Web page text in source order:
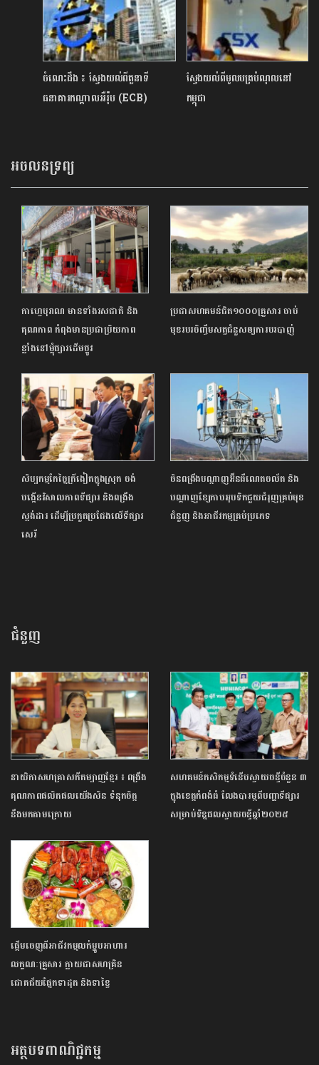
ចំណេះដឹង ៖ ស្វែងយល់ពីតួនាទី
ធនាគារកណ្តាលអឺរ៉ុប (ECB)
ស្វែងយល់ពីមូលបត្របំណុលនៅ
កម្ពុជា
អចលនទ្រព្យ
កាហ្វេបុរាណ មានទាំងរសជាតិ និង
គុណភាព កំពុងមានប្រជាប្រិយភាព
ខ្លាំងនៅម្តុំផ្សារដើមថ្កូវ
ប្រជាសហគមន៍ជិត១០០០គ្រួសារ ចាប់
មុខរបរចិញ្ចឹមសត្វជំនួសឲ្យការបរបាញ់
សិប្បកម្មកែច្នៃត្រីងៀតក្នុងស្រុក ចង់
បង្កើនវិសាលភាពទីផ្សារ និងពង្រឹង
ស្តង់ដារ ដើម្បីប្រកួតប្រជែងលើទីផ្សារ
សេរី
ចិនពង្រឹងបណ្តាញអ៊ីនធឺណេតចល័ត និង
បណ្តាញខ្សែកាបអុបទិកជួយជំរុញគ្រប់មុខ
ជំនួញ និងអាជីវកម្មគ្រប់ប្រភេទ
ជំនួញ
នាយិកាសហគ្រាសកីតម្បាញខ្មែរ ៖ ពង្រឹង
គុណភាពផលិត​ផលយើងសិន ទំនុកចិត្ត
នឹងមកតាម​ក្រោយ
សហគមន៍កសិកម្មទំនើបស្វាយចន្ទីចំនួន ៣
ក្នុងខេត្តកំពង់ធំ លែងបារម្ភ​​ពីបញ្ហាទីផ្សារ
សម្រាប់ទិន្នផលស្វាយចន្ទីឆ្នាំ២០២៥
ផ្ដើមចេញពីអាជីវកម្មលក់ម្ហូបអាហារ
លក្ខណៈគ្រួសារ ក្លាយជាសហគ្រិន
ជោគជ័យផ្នែកទាដុត និងទាខ្វៃ
អត្ថបទពាណិជ្ជកម្ម